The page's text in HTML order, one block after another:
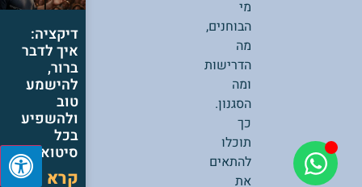
מי
הבוחנים,
מה
הדרישות
ומה
הסגנון.
כך
תוכלו
להתאים
את
דיקציה:
איך לדבר
ברור,
להישמע
טוב
ולהשפיע
בכל
סיטואציה
קרא עוד